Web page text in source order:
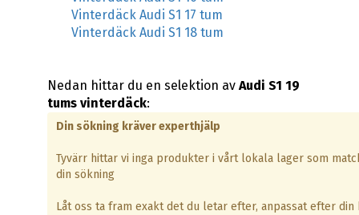
Vinterdäck Audi S1 17 tum
Vinterdäck Audi S1 18 tum
Nedan hittar du en selektion avAudi S1 19
tums vinterdäck:
Din sökning kräver experthjälp
Tyvärr hittar vi inga produkter i vårt lokala lager som
din sökning
Låt oss ta fram exakt det du letar efter, anpassat efter din